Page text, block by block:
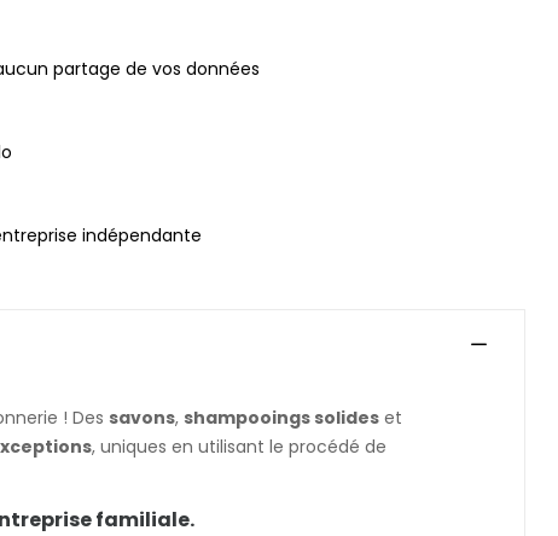
partage de vos données
indépendante
! Des savons, shampooings solides et
, uniques en utilisant le procédé de
familiale.